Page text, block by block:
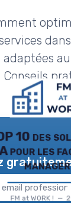
adaptées
10 des
pour les
manager
FM at WORK ! —